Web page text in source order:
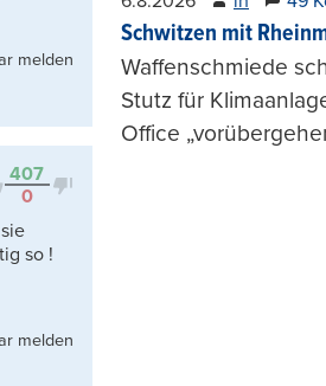
melden
407
0
so !
melden
Schwitzen mit
Waffenschmiede
Stutz für
Office